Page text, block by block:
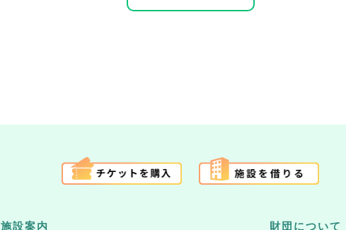
施設案内 財団について